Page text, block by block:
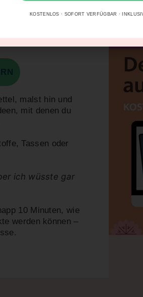
die es
malst hin und
mit denen du
Tassen oder
ich wüsste gar
10 Minuten, wie
werden können –
KOSTENLOS · SOFORT VERFÜGBAR ·